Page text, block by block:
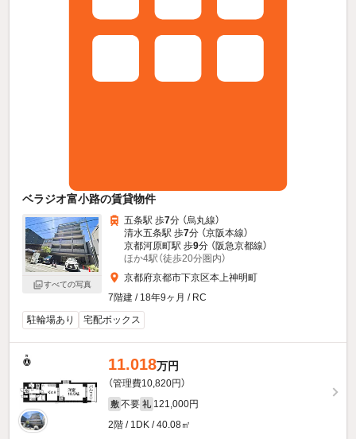
ベラジオ富小路の賃貸物件
すべての写真
五条駅 歩7分 （烏丸線）
清水五条駅 歩7分 （京阪本線）
京都河原町駅 歩9分 （阪急京都線）
ほか4駅（徒歩20分圏内）
京都府京都市下京区本上神明町
7階建 / 18年9ヶ月 / RC
駐輪場あり
宅配ボックス
11.018万円
（管理費10,820円）
敷 不要 礼 121,000円
2階 / 1DK / 40.08㎡